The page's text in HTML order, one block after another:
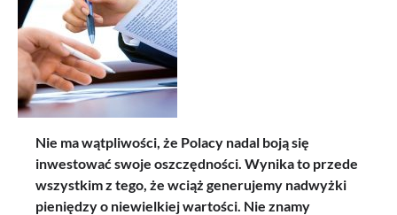
Nie ma wątpliwości, że Polacy nadal boją się
inwestować swoje oszczędności. Wynika to przede
wszystkim z tego, że wciąż generujemy nadwyżki
pieniędzy o niewielkiej wartości. Nie znamy